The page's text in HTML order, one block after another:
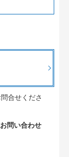
合せくださ
問い合わせ